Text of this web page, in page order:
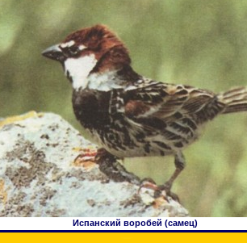
Испанский воробей (самец)